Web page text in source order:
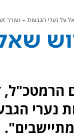
על נערי הגבעות - ועורר
נערי